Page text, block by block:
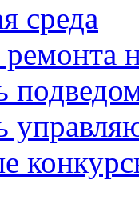
среда